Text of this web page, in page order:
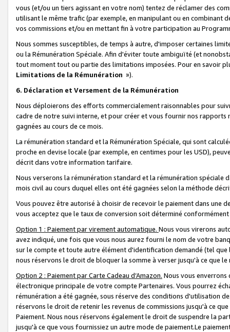
vous (et/ou un tiers agissant en votre nom) tentez de réclamer des
utilisant le même trafic (par exemple, en manipulant ou en combinant
vos commissions et/ou en mettant fin à votre participation au
Nous sommes susceptibles, de temps à autre, d'imposer certaines
ou la Rémunération Spéciale. Afin d'éviter toute ambiguïté (et
tout moment tout ou partie des limitations imposées. Pour en savoir
Limitations de la Rémunération »).
6. Déclaration et Versement de la Rémunération
Nous déploierons des efforts commercialement raisonnables pour
cadre de notre suivi interne, et pour créer et vous fournir nos
gagnées au cours de ce mois.
La rémunération standard et la Rémunération Spéciale, qui sont
proche en devise locale (par exemple, en centimes pour les USD),
décrit dans votre information tarifaire.
Nous verserons la rémunération standard et la rémunération spéciale
mois civil au cours duquel elles ont été gagnées selon la méthode
Vous pouvez être autorisé à choisir de recevoir le paiement dans une
vous acceptez que le taux de conversion soit déterminé
Option 1 : Paiement par virement automatique. Nous vous virerons
avez indiqué, une fois que vous nous aurez fourni le nom de votre
sur le compte et toute autre élément d'identification demandé (tel que
nous réservons le droit de bloquer la somme à verser jusqu'à ce que
Option 2 : Paiement par Carte Cadeau d’Amazon. Nous vous
électronique principale de votre compte Partenaires. Vous pourrez
rémunération a été gagnée, sous réserve des conditions d'utilisation
réservons le droit de retenir les revenus de commissions jusqu'à ce
Paiement. Nous nous réservons également le droit de suspendre la
jusqu'à ce que vous fournissiez un autre mode de paiement.Le